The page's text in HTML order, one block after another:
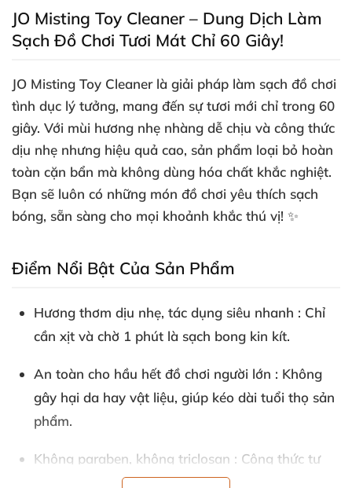
JO Misting Toy Cleaner – Dung Dịch Làm
Sạch Đồ Chơi Tươi Mát Chỉ 60 Giây!
JO Misting Toy Cleaner là giải pháp làm sạch đồ chơi
tình dục lý tưởng, mang đến sự tươi mới chỉ trong 60
giây. Với mùi hương nhẹ nhàng dễ chịu và công thức
dịu nhẹ nhưng hiệu quả cao, sản phẩm loại bỏ hoàn
toàn cặn bẩn mà không dùng hóa chất khắc nghiệt.
Bạn sẽ luôn có những món đồ chơi yêu thích sạch
bóng, sẵn sàng cho mọi khoảnh khắc thú vị! ✨
Điểm Nổi Bật Của Sản Phẩm
Hương thơm dịu nhẹ, tác dụng siêu nhanh : Chỉ
cần xịt và chờ 1 phút là sạch bong kin kít.
An toàn cho hầu hết đồ chơi người lớn ️: Không
gây hại da hay vật liệu, giúp kéo dài tuổi thọ sản
phẩm.
Không paraben, không triclosan : Công thức tự
, thân thiệnvới làn da nhạy cảm.